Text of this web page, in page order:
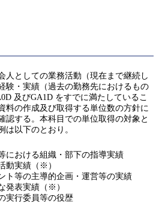
人としての業務活動（現在まで継続し
験・実績（過去の勤務先におけるもの
及びGA1D をすでに満たしているこ
料の作成及び取得する単位数の方針に
認する。本科目での単位取得の対象と
は以下のとおり。
における組織・部下の指導実績
動実績（※）
ト等の主導的企画・運営等の実績
発表実績（※）
実行委員等の役歴